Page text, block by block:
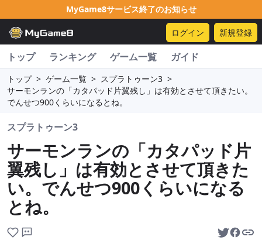
MyGame8サービス終了のお知らせ
ログイン 新規登録
トップ ランキング ゲーム一覧 ガイド
トップ > ゲーム一覧 > スプラトゥーン3 >
サーモンランの「カタパッド片翼残し」は有効とさせて頂きたい。
でんせつ900くらいになるとね。
スプラトゥーン3
サーモンランの「カタパッド片
翼残し」は有効とさせて頂きた
い。でんせつ900くらいになる
とね。